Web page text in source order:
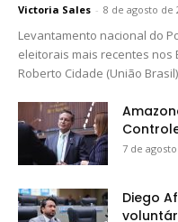
Victoria Sales - 8 de agosto de
Levantamento nacional do
eleitorais mais recentes nos
Roberto Cidade (União
7 de
Diego